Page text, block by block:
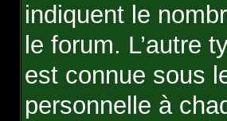
indiquent le
le forum. L’autre
est connue sous
personnelle à